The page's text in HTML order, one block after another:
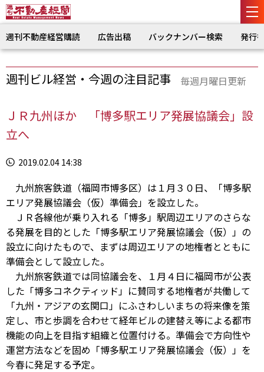
週刊不動産経営購読 広告出稿 バックナンバー検索 発行
週刊ビル経営・今週の注目記事 毎週月曜日更新
ＪＲ九州ほか 「博多駅エリア発展協議会」設
立へ
2019.02.04 14:38
九州旅客鉄道（福岡市博多区）は１月３０日、「博多駅
エリア発展協議会（仮）準備会」を設立した。
ＪＲ各線他が乗り入れる「博多」駅周辺エリアのさらな
る発展を目的とした「博多駅エリア発展協議会（仮）」の
設立に向けたもので、まずは周辺エリアの地権者とともに
準備会として設立した。
九州旅客鉄道では同協議会を、１月４日に福岡市が公表
した「博多コネクティッド」に賛同する地権者が共働して
「九州・アジアの玄関口」にふさわしいまちの将来像を策
定し、市と歩調を合わせて経年ビルの建替え等による都市
機能の向上を目指す組織と位置付ける。準備会で方向性や
運営方法などを固め「博多駅エリア発展協議会（仮）」を
今春に発足する予定。